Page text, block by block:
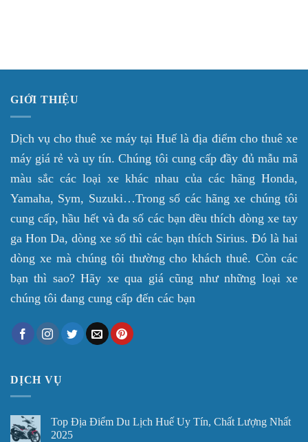
GIỚI THIỆU
Dịch vụ cho thuê xe máy tại Huế là địa điểm cho thuê xe
máy giá rẻ và uy tín. Chúng tôi cung cấp đầy đủ mẫu mã
màu sắc các loại xe khác nhau của các hãng Honda,
Yamaha, Sym, Suzuki…Trong số các hãng xe chúng tôi
cung cấp, hầu hết và đa số các bạn dều thích dòng xe tay
ga Hon Da, dòng xe số thì các bạn thích Sirius. Đó là hai
dòng xe mà chúng tôi thường cho khách thuê. Còn các
bạn thì sao? Hãy xe qua giá cũng như những loại xe
chúng tôi đang cung cấp đến các bạn
DỊCH VỤ
Top Địa Điểm Du Lịch Huế Uy Tín, Chất Lượng Nhất
2025